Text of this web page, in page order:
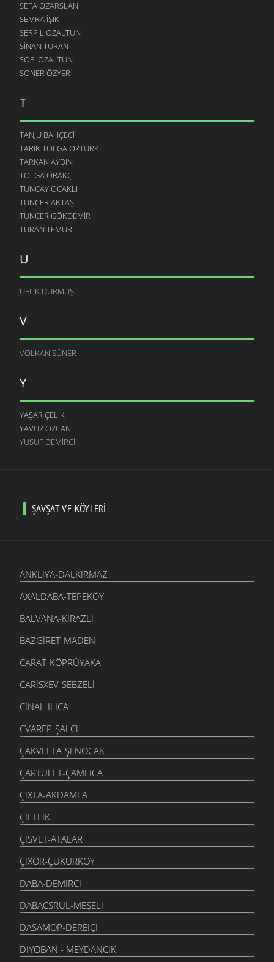
SEFA ÖZARSLAN
SEMRA İŞIK
SERPIL OZALTUN
SINAN TURAN
SOFI ÖZALTUN
SONER ÖZYER
T
TANJU BAHÇECI
TARIK TOLGA ÖZTÜRK
TARKAN AYDIN
TOLGA ORAKÇI
TUNCAY OCAKLI
TUNCER AKTAŞ
TUNCER GÖKDEMIR
TURAN TEMUR
U
UFUK DURMUŞ
V
VOLKAN SÜNER
Y
YAŞAR ÇELIK
YAVUZ ÖZCAN
YUSUF DEMIRCI
ŞAVŞAT VE KÖYLERI
ANKLIYA-DALKIRMAZ
AXALDABA-TEPEKÖY
BALVANA-KIRAZLI
BAZGIRET-MADEN
CARAT-KÖPRÜYAKA
CARISXEV-SEBZELI
CINAL-ILICA
CVAREP-ŞALCI
ÇAKVELTA-ŞENOCAK
ÇARTULET-ÇAMLICA
ÇIXTA-AKDAMLA
ÇIFTLIK
ÇISVET-ATALAR
ÇIXOR-ÇUKURKÖY
DABA-DEMIRCI
DABACSRUL-MEŞELI
DASAMOP-DEREIÇI
DIYOBAN - MEYDANCIK